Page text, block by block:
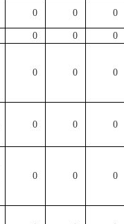
0 0 0
0 0 0
0 0 0
0 0 0
0 0 0